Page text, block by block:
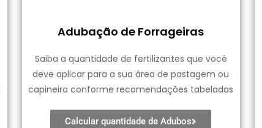
Adubação de Forrageiras
Saiba a quantidade de fertilizantes que você
deve aplicar para a sua área de pastagem ou
capineira conforme recomendações tabeladas
Calcular quantidade de Adubos